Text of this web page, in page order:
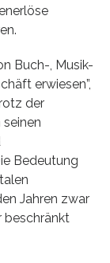
Buch-, Musik-
erwiesen”,
der
Bedeutung
Jahren zwar
beschränkt